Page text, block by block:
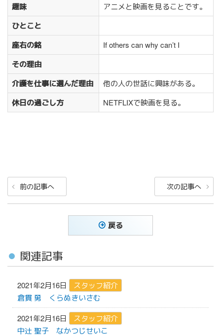
趣味 アニメと映画を見ることです。
ひとこと
座右の銘
If others can why can’t I
その理由
介護を仕事に選んだ理由
他の人の世話に興味がある。
休日の過ごし方 NETFLIXで映画を見る。
投
稿
ナ
ー
シ
ョ
ン
前
の
投
前の記事へ
の
投
次の記事へ
戻る
関連記事
2021年2月16日
スタッフ紹介
倉貫 勇 くらぬきいさむ
2021年2月16日
スタッフ紹介
中辻 聖子 なかつじせいこ